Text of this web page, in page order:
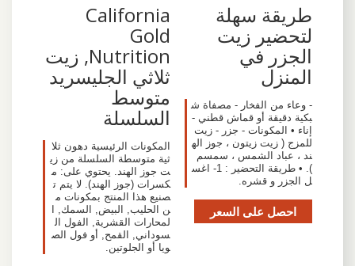
طريقة سهلة
لتحضير زيت
الجزر في
المنزل
- وعاء من الفخار - مصفاة ش
بكية دقيقة أو قماش قطني -
إناء • المكونات - جزر - زيت
للمزج ( زيت زيتون ، جوز اله
ند ، عباد الشمس ، سمسم
). • طريقة التحضير : 1- اغس
ل الجزر و قشره.
احصل على السعر
California
Gold
Nutrition, زيت
ثلاثي الجليسريد
متوسط
السلسلة
المكونات الرئيسية دهون ثلا
ثية متوسطة السلسلة من زي
ت جوز الهند. يحتوي على: م
كسرات (جوز الهند). لا يتم ت
صنيع هذا المنتج بمكونات م
ن الحليب, البيض, السمك, ا
لمحارات القشرية, الفول ال
سوداني, القمح, أو فول الص
ويا أو الجلوتين.